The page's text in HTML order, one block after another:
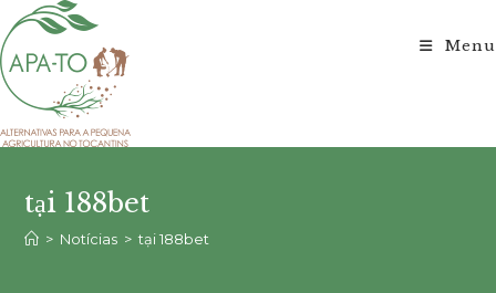
para
o
conteúdo
Menu
tại 188bet
> Notícias > tại 188bet